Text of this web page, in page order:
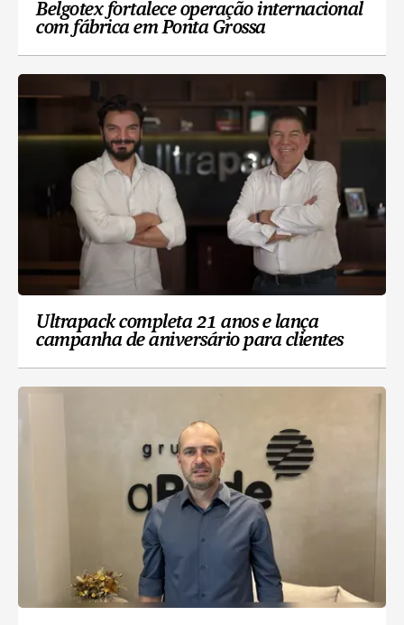
Belgotex fortalece operação internacional
com fábrica em Ponta Grossa
Ultrapack completa 21 anos e lança
campanha de aniversário para clientes